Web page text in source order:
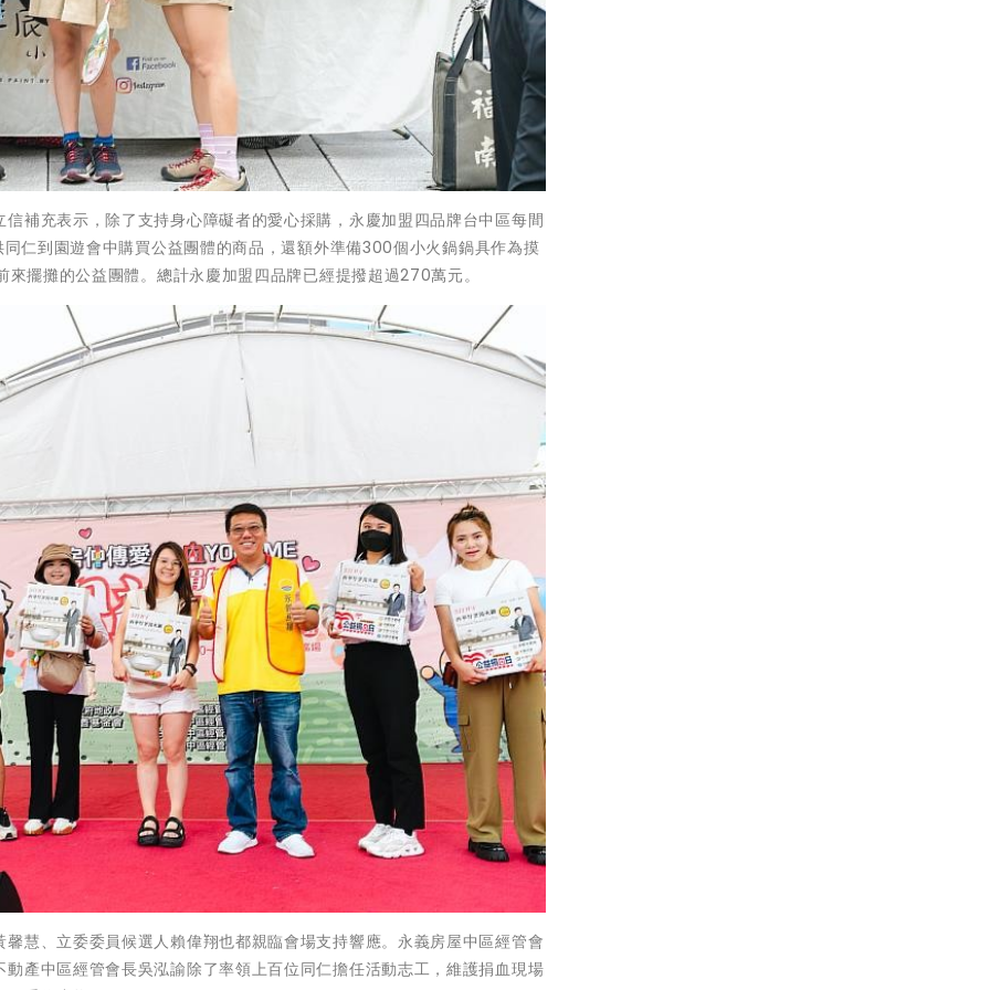
補充表示，除了支持身心障礙者的愛心採購，永慶加盟四品牌台中區每間
仁到園遊會中購買公益團體的商品，還額外準備300個小火鍋鍋具作為摸
擺攤的公益團體。總計永慶加盟四品牌已經提撥超過270萬元。
慧、立委委員候選人賴偉翔也都親臨會場支持響應。永義房屋中區經管會
產中區經管會長吳泓諭除了率領上百位同仁擔任活動志工，維護捐血現場